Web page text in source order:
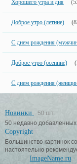
Хорошего утра и дня
Доброе утро (летние)
С днем рождения
Доброе утро (осенние)
С днем рождения
Новинки
50 шт.
50 недавно
Copyright
Большинство картинок
настоятельно
ImageName.ru